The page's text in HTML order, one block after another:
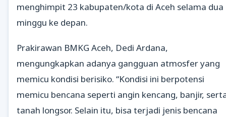
menghimpit 23 kabupaten/kota di Aceh selama dua
minggu ke depan.
Prakirawan BMKG Aceh, Dedi Ardana,
mengungkapkan adanya gangguan atmosfer yang
memicu kondisi berisiko. “Kondisi ini berpotensi
memicu bencana seperti angin kencang, banjir,
tanah longsor. Selain itu, bisa terjadi jenis bencana